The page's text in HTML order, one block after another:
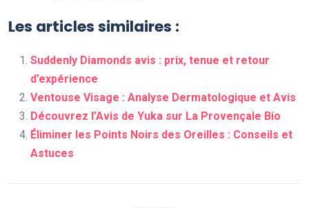
Les articles similaires :
Suddenly Diamonds avis : prix, tenue et retour
d’expérience
Ventouse Visage : Analyse Dermatologique et Avis
Découvrez l’Avis de Yuka sur La Provençale Bio
Éliminer les Points Noirs des Oreilles : Conseils et
Astuces